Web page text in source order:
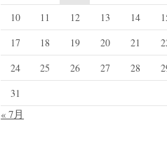
10
11 12 13 14
17
18 19 20 21
24
25 26 27 28
31
« 7月